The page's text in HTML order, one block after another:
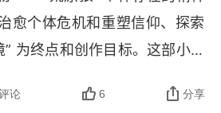
愈个体危机和重塑信仰、探索
为终点和创作目标。这部小说
单论销量，在任何一份与现代
论 6 分享